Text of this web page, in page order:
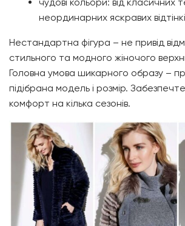
неординарних яскравих
Нестандартна фігура – не привід
стильного та модного жіночого
Головна умова шикарного образу –
підібрана модель і розмір. Забезпечте
комфорт на кілька сезонів.